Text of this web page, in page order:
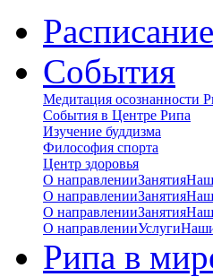
Расписание
События
Медитация осознанности
События в Центре Рипа
Изучение буддизма
Философия спорта
Центр здоровья
О направленииЗанятия
О направленииЗанятия
О направленииЗанятия
О направленииУслуги
Рипа в